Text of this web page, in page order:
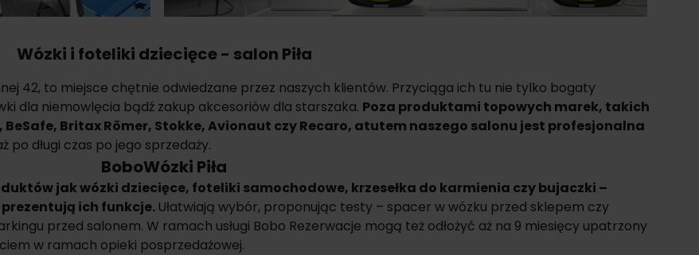
Wózki i foteliki dziecięce - salon Piła
42, to miejsce chętnie odwiedzane przez naszych klientów. Przyciąga ich tu nie tylko bogaty
dla niemowlęcia bądź zakup akcesoriów dla starszaka. Poza produktami topowych marek, takich
BeSafe, Britax Römer, Stokke, Avionaut czy Recaro, atutem naszego salonu jest profesjonalna
długi czas po jego sprzedaży.
BoboWózki Piła
jakwózki dziecięce, foteliki samochodowe, krzesełka do karmienia czybujaczki –
ich funkcje. Ułatwiają wybór, proponując testy – spacer w wózku przed sklepem czy
przed salonem. W ramach usługi Bobo Rezerwacje mogą też odłożyć aż na 9 miesięcy upatrzony
w ramach opieki posprzedażowej.